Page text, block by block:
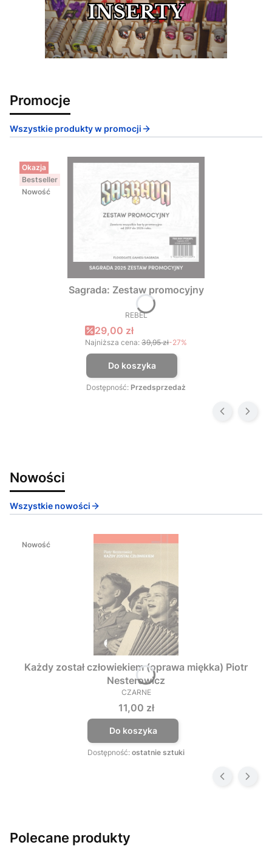
Promocje
Wszystkie produkty w promocji
Okazja
Bestseller
Nowość
Sagrada: Zestaw promocyjny
PRODUCENT
REBEL
Cena promocyjna
29,00 zł
Najniższa cena: 39,95 zł-27%
Do koszyka
Dostępność: Przedsprzedaż
Nowości
Wszystkie nowości
Nowość
Każdy został człowiekiem (oprawa miękka) Piotr
Nesterowicz
PRODUCENT
CZARNE
Cena
11,00 zł
Do koszyka
Dostępność: ostatnie sztuki
Polecane produkty